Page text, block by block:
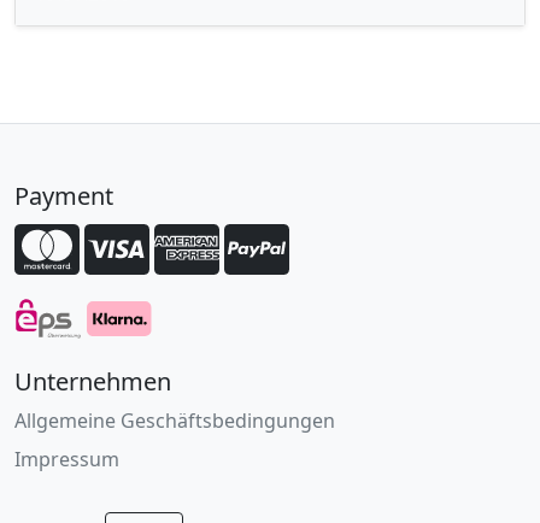
Payment
Unternehmen
Allgemeine Geschäftsbedingungen
Impressum